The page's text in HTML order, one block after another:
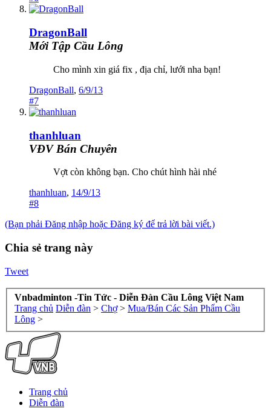
DragonBall
Mới Tập Cầu Lông
Cho mình xin giá fix , địa chỉ, lưới nha bạn!
DragonBall, 6/9/13
#7
thanhluan
VĐV Bán Chuyên
Vợt còn không bạn. Cho chút hình hài nhé
thanhluan, 14/9/13
#8
(Bạn phải Đăng nhập hoặc Đăng ký để trả lời bài viết.)
Chia sẻ trang này
Tweet
Vnbadminton -Tin Tức - Diễn Đàn Cầu Lông Việt Nam
Trang chủ Diễn đàn > Chợ > Mua/Bán Các Sản Phẩm Cầu
Lông >
Trang chủ
Diễn đàn